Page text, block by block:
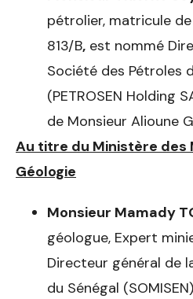
pétrolier, matricule de
813/B, est nommé
Société des Pétroles
(PETROSEN Holding
de Monsieur Alioune
Au titre du Ministère des
Géologie
Monsieur Mamady
géologue, Expert
Directeur général de
du Sénégal